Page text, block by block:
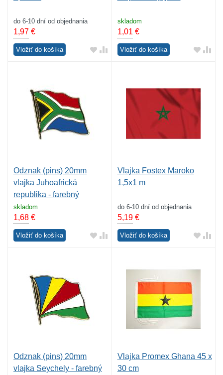
do 6-10 dní od objednania
1,97 €
Vložiť do košíka
skladom
1,01 €
Vložiť do košíka
Odznak (pins) 20mm
vlajka Juhoafrická
republika - farebný
skladom
1,68 €
Vložiť do košíka
Vlajka Fostex Maroko
1,5x1 m
do 6-10 dní od objednania
5,19€
Vložiť do košíka
Odznak (pins) 20mm
vlajka Seychely - farebný
Vlajka Promex Ghana 45 x
30 cm